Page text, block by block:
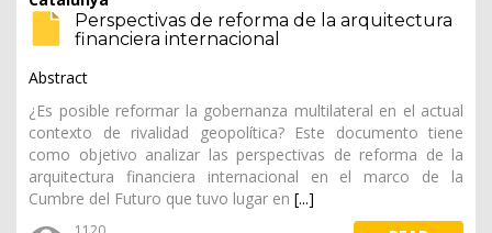
Perspectivas de reforma de la arquitectura
financiera internacional
Abstract
¿Es posible reformar la gobernanza multilateral en el actual
contexto de rivalidad geopolítica? Este documento tiene
como objetivo analizar las perspectivas de reforma de la
arquitectura financiera internacional en el marco de la
Cumbre del Futuro que tuvo lugar en [...]